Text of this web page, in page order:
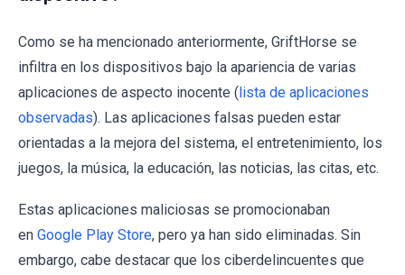
Como se ha mencionado anteriormente, GriftHorse se
infiltra en los dispositivos bajo la apariencia de varias
aplicaciones de aspecto inocente (lista de aplicaciones
observadas). Las aplicaciones falsas pueden estar
orientadas a la mejora del sistema, el entretenimiento, los
juegos, la música, la educación, las noticias, las citas, etc.
Estas aplicaciones maliciosas se promocionaban
en Google Play Store, pero ya han sido eliminadas. Sin
embargo, cabe destacar que los ciberdelincuentes que